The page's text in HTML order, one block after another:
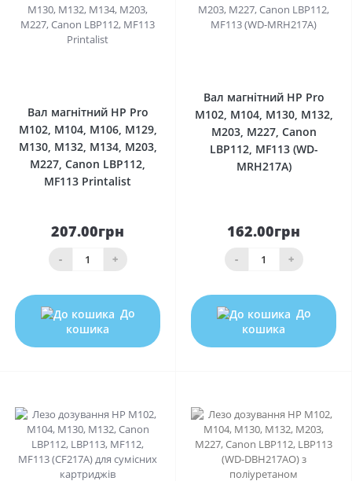
Вал магнітний HP Pro
M102, M104, M106, M129,
M130, M132, M134, M203,
M227, Canon LBP112,
MF113 Printalist
207.00грн
- +
До
кошика
Вал магнітний HP Pro
M102, M104, M130, M132,
M203, M227, Canon
LBP112, MF113 (WD-
MRH217A)
162.00грн
- +
До
кошика